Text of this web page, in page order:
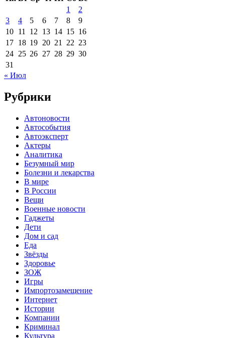
1
2
3
4 5 6 7 8
9
10 11 12 13 14 15 16
17 18 19 20 21 22 23
24 25 26 27 28 29 30
31
« Июл
Рубрики
Автоновости
Автособытия
Автоэксперт
Актеры
Аналитика
Безумный мир
Болезни и лекарства
В мире
В России
Вещи
Военные новости
Гаджеты
Дети
Дом и сад
Еда
Звёзды
Здоровье
ЗОЖ
Игры
Импортозамещение
Интернет
Истории
Компании
Криминал
Культура